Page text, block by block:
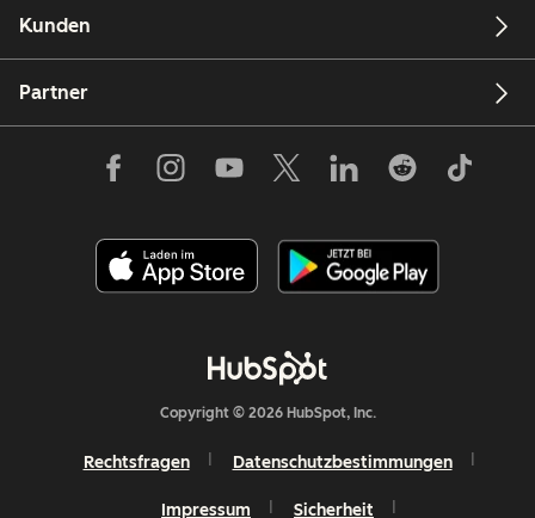
Kunden
Partner
Copyright © 2026 HubSpot, Inc.
Rechtsfragen Datenschutzbestimmungen
Impressum Sicherheit